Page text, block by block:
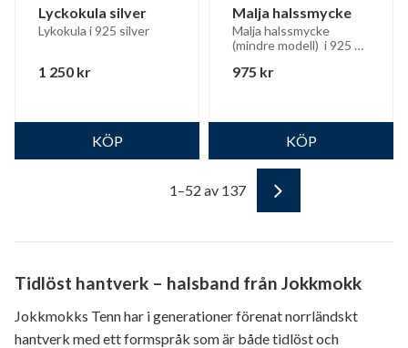
Lyckokula silver
Lykokula i 925 silver
1 250 kr
Malja halssmycke
Malja halssmycke
(mindre modell)  i 925
975 kr
1–52 av 137
Tidlöst hantverk – halsband från Jokkmokk
Jokkmokks Tenn har i generationer förenat norrländskt
hantverk med ett formspråk som är både tidlöst och